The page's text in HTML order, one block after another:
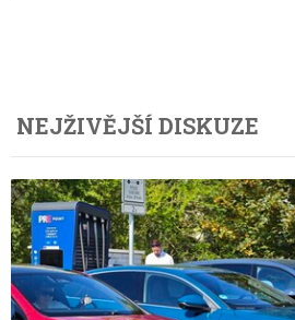
NEJŽIVĚJŠÍ DISKUZE